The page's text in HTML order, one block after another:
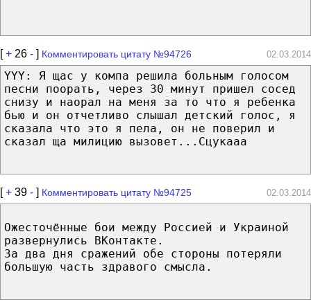
[+ 26 - ] Комментировать цитату №94726 02.03.2014
YYY: Я щас у компа решила больным голосом
песни поорать, через 30 минут пришел сосед
снизу и наорал на меня за то что я ребенка
бью и он отчетливо слышал детский голос, я
сказала что это я пела, он не поверил и
сказал ща милицию вызовет...Сцукааа
[+ 39 - ] Комментировать цитату №94725 02.03.2014
Ожесточённые бои между Россией и Украиной
развернулись ВКонтакте.
За два дня сражений обе стороны потеряли
большую часть здравого смысла.